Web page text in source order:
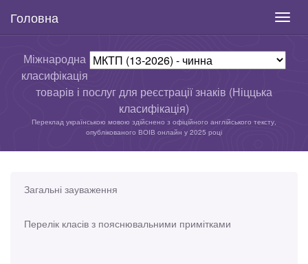
Головна
Міжнародна
класифікація
товарів і послуг для реєстрації знаків (Ніццька
класифікація)
Переклад українською мовою здійснено з офіційного англійського тексту,
опублікованого ВОІВ онлайн у 2025 році
Загальні зауваження
Перелік класів з пояснювальними примітками